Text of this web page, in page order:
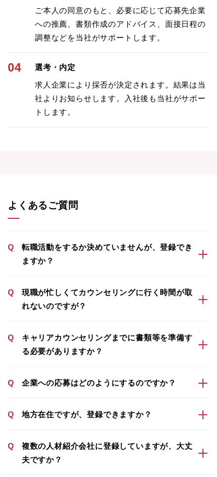
ご本人の同意のもと、必要に応じて応募先企業
への推薦、書類作成のアドバイス、面接日程の
調整などを当社がサポートします。
04 選考・内定
求人企業により採否が決定されます。結果は当
社よりお知らせします。入社後も当社がサポー
トします。
よくあるご質問
Q
転職活動をするか決めていませんが、登録でき
ますか？
Q
現職が忙しくてカウンセリングに行く時間が取
れないのですが？
Q
キャリアカウンセリングまでに書類等を準備す
る必要がありますか？
Q 企業への応募はどのようにするのですか？
Q 地方在住ですが、登録できますか？
Q
複数の人材紹介会社に登録していますが、大丈
夫ですか？